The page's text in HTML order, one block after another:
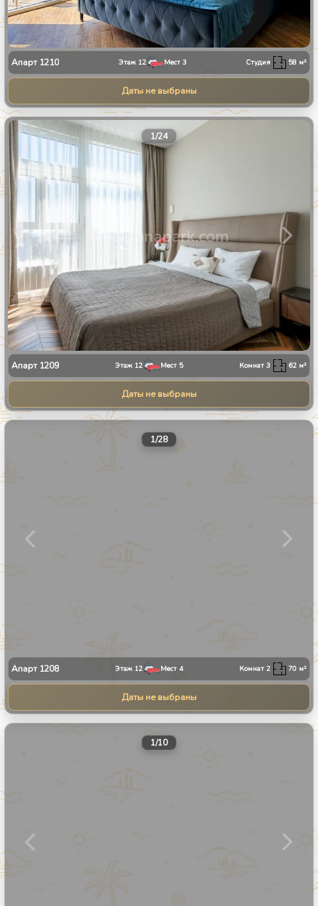
Апарт 1210 Этаж 12 Мест 3 Студия 58 м²
Даты не выбраны
1/24
Апарт 1209 Этаж 12 Мест 5 Комнат3 62 м²
Даты не выбраны
1/28
Апарт 1208 Этаж 12 Мест 4 Комнат2 70 м²
Даты не выбраны
1/10